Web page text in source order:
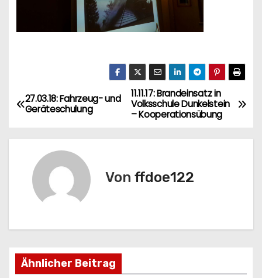
B
g
s
11.11.17: Brandeinsatz in
Volksschule Dunkelstein
– Kooperationsübung
27.03.18: Fahrzeug- und
Geräteschulung
Von ffdoe122
Ähnlicher Beitrag